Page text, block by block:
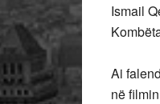
Ismail
Ai
në